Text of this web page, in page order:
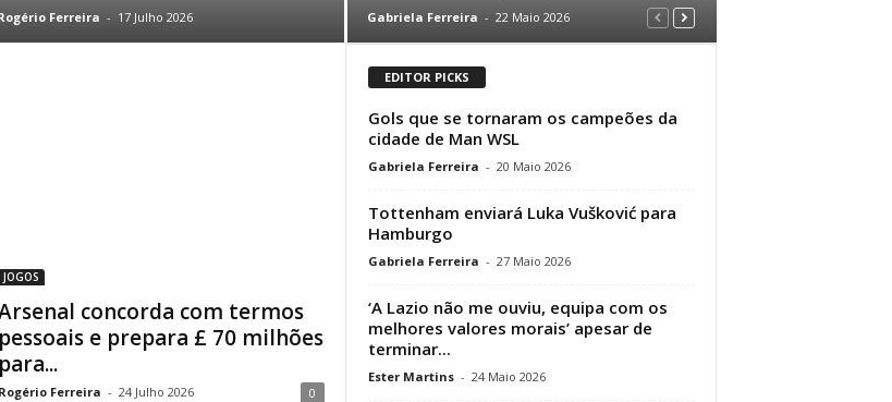
Ferreira - 17 Julho 2026 Gabriela Ferreira - 22 Maio 2026
JOGOS
concorda com termos
pessoais e prepara £ 70 milhões
para...
Rogério Ferreira - 24 Julho 2026 0
EDITOR PICKS
Gols que se tornaram os campeões da
cidade de Man WSL
Gabriela Ferreira - 20 Maio 2026
Tottenham enviará Luka Vušković para
Hamburgo
Gabriela Ferreira - 27 Maio 2026
‘A Lazio não me ouviu, equipa com os
melhores valores morais’ apesar de
terminar...
Ester Martins - 24 Maio 2026